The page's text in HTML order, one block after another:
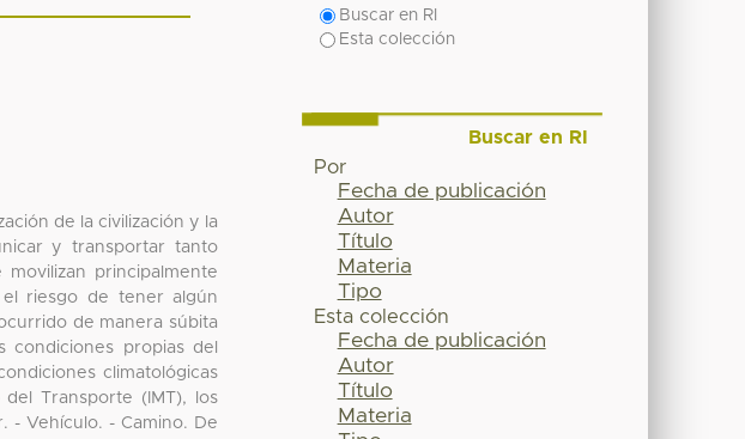
de la civilización y la
y transportar tanto
principalmente
riesgo de tener algún
de manera súbita
propias del
climatológicas
Transporte (IMT), los
- Vehículo. - Camino. De
Buscar en RI
Esta colección
Buscar en RI
Por
Fecha de publicación
Autor
Título
Materia
Tipo
Esta colección
Fecha de publicación
Autor
Título
Materia